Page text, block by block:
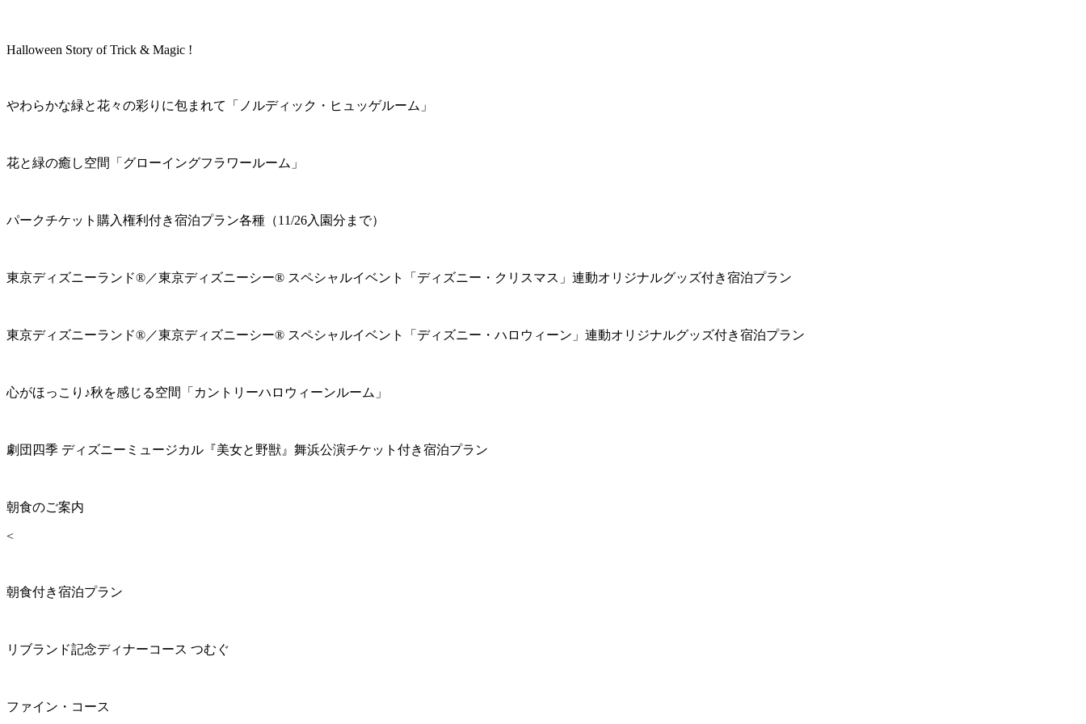
Halloween Story of Trick & Magic !
やわらかな緑と花々の彩りに包まれて「ノルディック・ヒュッゲルーム」
花と緑の癒し空間「グローイングフラワールーム」
パークチケット購入権利付き宿泊プラン各種（11/26入園分まで）
東京ディズニーランド®／東京ディズニーシー® スペシャルイベント「ディズニー・クリスマス」連動オリジナルグッズ付き宿泊プラン
東京ディズニーランド®／東京ディズニーシー® スペシャルイベント「ディズニー・ハロウィーン」連動オリジナルグッズ付き宿泊プラン
心がほっこり♪秋を感じる空間「カントリーハロウィーンルーム」
劇団四季 ディズニーミュージカル『美女と野獣』舞浜公演チケット付き宿泊プラン
朝食のご案内
<
朝食付き宿泊プラン
リブランド記念ディナーコース つむぐ
ファイン・コース